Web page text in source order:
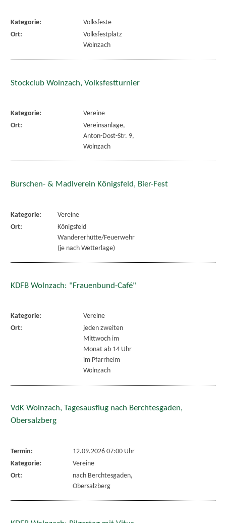
Kategorie:
Volksfeste
Ort:
Volksfestplatz
Wolnzach
Stockclub Wolnzach, Volksfestturnier
Kategorie:
Vereine
Ort:
Vereinsanlage,
Anton-Dost-Str. 9,
Wolnzach
Burschen- & Madlverein Königsfeld, Bier-Fest
Kategorie:
Vereine
Ort:
Königsfeld
Wandererhütte/Feuerwehr
(je nach Wetterlage)
KDFB Wolnzach: "Frauenbund-Café"
Kategorie:
Vereine
Ort:
jeden zweiten
Mittwoch im
Monat ab 14 Uhr
im Pfarrheim
Wolnzach
VdK Wolnzach, Tagesausflug nach Berchtesgaden,
Obersalzberg
Termin:
12.09.2026 07:00 Uhr
Kategorie:
Vereine
Ort:
nach Berchtesgaden,
Obersalzberg